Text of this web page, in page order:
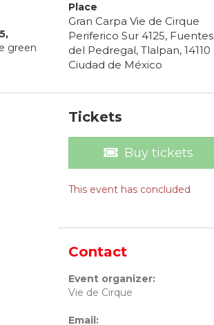
,
green
Place
Gran Carpa Vie de Cirque
Periferico Sur 4125, Fuentes
del Pedregal, Tlalpan, 14110
Ciudad de México
Tickets
Buy tickets
This event has concluded
Contact
Event organizer:
Vie de Cirque
Email: